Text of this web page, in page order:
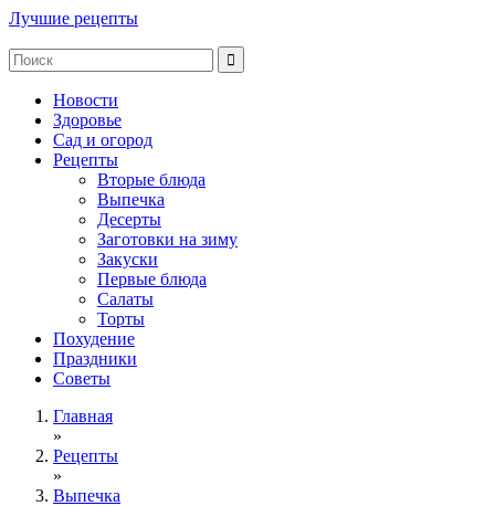
Лучшие рецепты
Новости
Здоровье
Сад и огород
Рецепты
Вторые блюда
Выпечка
Десерты
Заготовки на зиму
Закуски
Первые блюда
Салаты
Торты
Похудение
Праздники
Советы
Главная
»
Рецепты
»
Выпечка